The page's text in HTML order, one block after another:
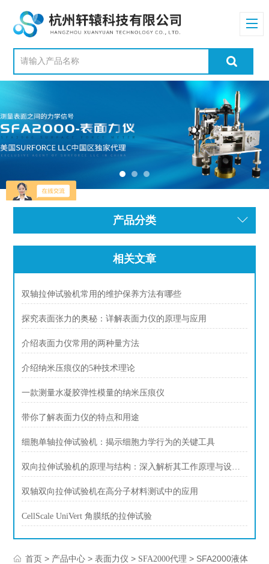
产品分类
相关文章
双轴拉伸试验机常用的维护保养方法有哪些
探究表面张力的奥秘：详解表面力仪的原理与应用
介绍表面力仪常用的两种量方法
介绍纳米压痕仪的5种技术理论
一款测量水凝胶弹性模量的纳米压痕仪
带你了解表面力仪的特点和用途
细胞单轴拉伸试验机：揭示细胞力学行为的关键工具
双向拉伸试验机的原理与结构：深入解析其工作原理与设计特点
双轴双向拉伸试验机在高分子材料测试中的应用
CellScale UniVert 角膜纸的拉伸试验
首页 > 产品中心 >表面力仪 > SFA2000代理 > SFA2000液体